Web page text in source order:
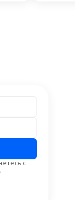
с
.